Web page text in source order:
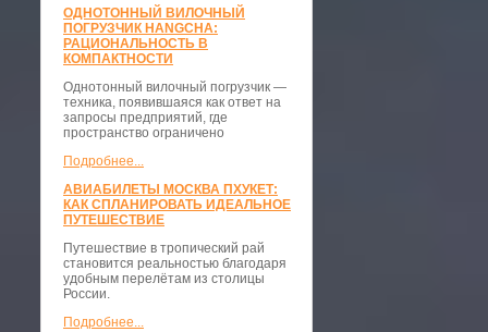
ОДНОТОННЫЙ ВИЛОЧНЫЙ
ПОГРУЗЧИК HANGCHA:
РАЦИОНАЛЬНОСТЬ В
КОМПАКТНОСТИ
​Однотонный вилочный погрузчик —
техника, появившаяся как ответ на
запросы предприятий, где
пространство ограничено
Подробнее...
АВИАБИЛЕТЫ МОСКВА ПХУКЕТ:
КАК СПЛАНИРОВАТЬ ИДЕАЛЬНОЕ
ПУТЕШЕСТВИЕ
Путешествие в тропический рай
становится реальностью благодаря
удобным перелётам из столицы
России.
Подробнее...